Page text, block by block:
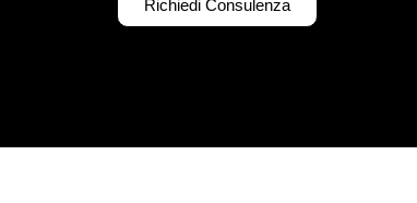
Richiedi Consulenza